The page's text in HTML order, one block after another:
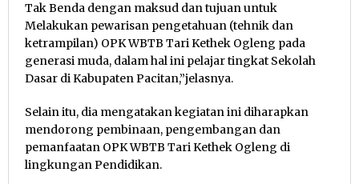
Tak Benda dengan maksud dan tujuan untuk
Melakukan pewarisan pengetahuan (tehnik dan
ketrampilan) OPK WBTB Tari Kethek Ogleng pada
generasi muda, dalam hal ini pelajar tingkat Sekolah
Dasar di Kabupaten Pacitan,”jelasnya.
Selain itu, dia mengatakan kegiatan ini diharapkan
mendorong pembinaan, pengembangan dan
pemanfaatan OPK WBTB Tari Kethek Ogleng di
lingkungan Pendidikan.